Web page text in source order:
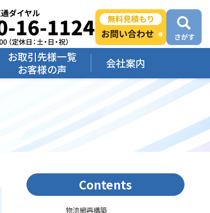
お取引先様一覧
お客様の声
会社案内
Contents
物流網再構築